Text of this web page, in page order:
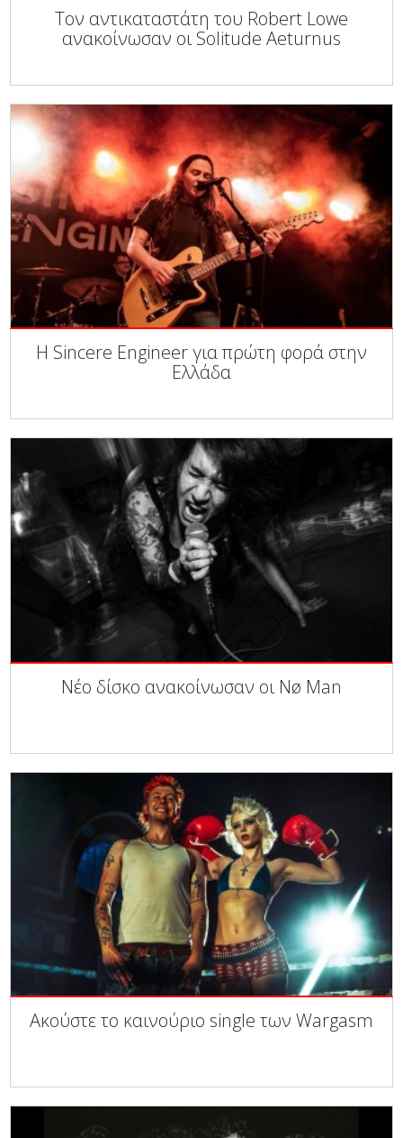
Τον αντικαταστάτη του Robert Lowe
ανακοίνωσαν οι Solitude Aeturnus
Η Sincere Engineer για πρώτη φορά στην
Ελλάδα
Νέο δίσκο ανακοίνωσαν οι Nø Man
Ακούστε το καινούριο single των Wargasm